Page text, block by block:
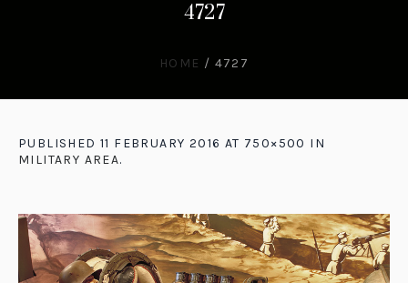
4727
HOME / 4727
PUBLISHED 11 FEBRUARY 2016 AT 750×500 IN
MILITARY AREA.